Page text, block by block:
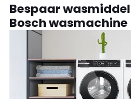
Bespaar
Bosch wasmachine